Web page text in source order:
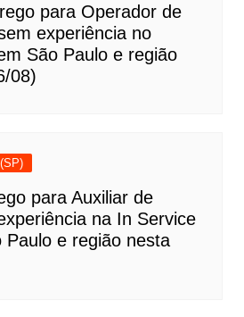
para Operador de
experiência no
São Paulo e região
08)
para Auxiliar de
na In Service
Paulo e região nesta